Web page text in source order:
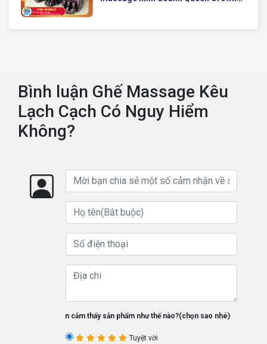
Bình luận Ghế Massage Kêu
Lạch Cạch Có Nguy Hiểm
Không?
Bạn cảm thấy sản phẩm như thế nào?(chọn sao nhé)
Tuyệt vời